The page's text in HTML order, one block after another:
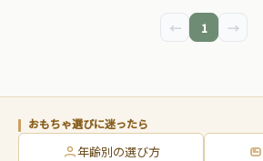
← 1 →
おもちゃ選びに迷ったら
年齢別の選び方